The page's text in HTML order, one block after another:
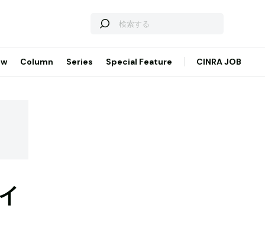
Column Series Special Feature CINRA JOB